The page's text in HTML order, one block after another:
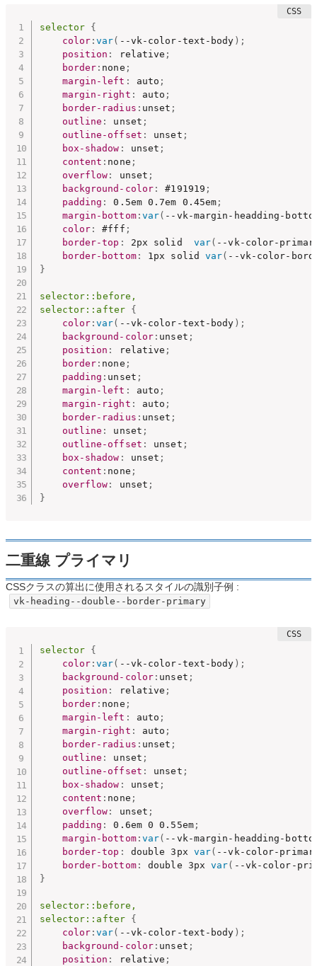
selector {
color :var( --vk-color-text-body ) ;
position : relative ;
border : none ;
margin-left : auto ;
margin-right : auto ;
border-radius : unset ;
outline : unset ;
outline-offset : unset ;
box-shadow : unset ;
content : none ;
overflow : unset ;
background-color : #191919 ;
padding : 0.5em 0.7em 0.45em ;
margin-bottom: var( --vk-margin-headding-
color : #fff ;
border-top : 2px solid var( --vk-color-
border-bottom: 1px solid var( --vk-color-
}
selector::before,
selector::after {
color :var( --vk-color-text-body ) ;
background-color : unset ;
position : relative ;
border : none ;
padding : unset ;
margin-left : auto ;
margin-right : auto ;
border-radius : unset ;
outline : unset ;
outline-offset : unset ;
box-shadow : unset ;
content : none ;
overflow : unset ;
}
二重線 プライマリ
CSSクラスの算出に使用されるスタイルの識別子例 :
vk-heading--double--border-primary
selector {
color :var( --vk-color-text-body ) ;
background-color : unset ;
position : relative ;
border : none ;
margin-left : auto ;
margin-right : auto ;
border-radius : unset ;
outline : unset ;
outline-offset : unset ;
box-shadow : unset ;
content : none ;
overflow : unset ;
padding : 0.6em 0 0.55em;
margin-bottom: var( --vk-margin-headding-
border-top : double 3px var( --vk-color-
border-bottom: double 3px var( --vk-color-
}
selector::before,
selector::after {
color :var( --vk-color-text-body ) ;
background-color : unset ;
position : relative ;